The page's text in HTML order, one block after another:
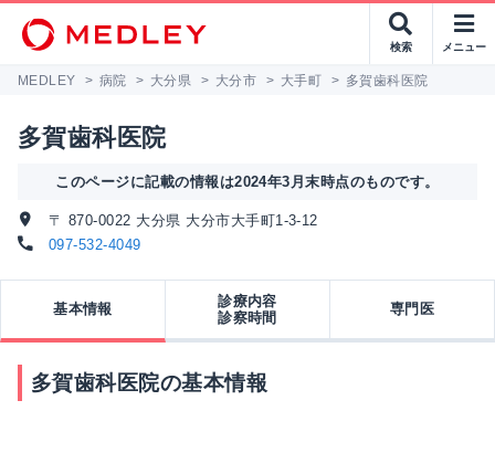
検索 メニュー
MEDLEY > 病院 > 大分県 > 大分市 > 大手町 > 多賀歯科医院
多賀歯科医院
このページに記載の情報は2024年3月末時点のものです。
〒 870-0022 大分県 大分市大手町1-3-12
097-532-4049
基本情報
診療内容
診察時間
専門医
多賀歯科医院の基本情報